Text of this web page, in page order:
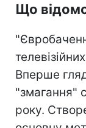
Що
Вперше
"змагання"
року.